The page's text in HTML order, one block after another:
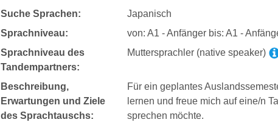
Suche Sprachen:
Japanisch
Sprachniveau:
von: A1 - Anfänger bis: A1 -
Sprachniveau des
Tandempartners:
Muttersprachler (native speaker)
Beschreibung,
Erwartungen und Ziele
des Sprachtauschs:
Für ein geplantes
lernen und freue mich auf eine/n
sprechen möchte.